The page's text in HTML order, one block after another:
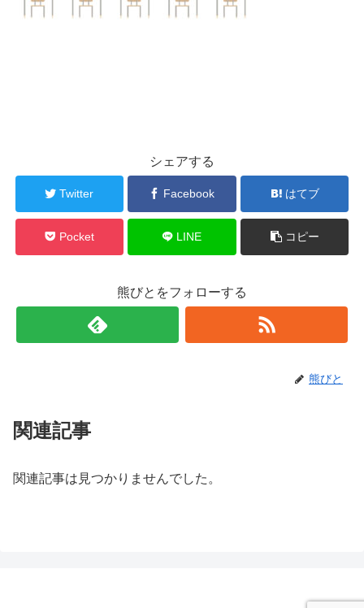
シェアする
Twitter Facebook はてブ
Pocket LINE コピー
熊びとをフォローする
熊びと
関連記事
関連記事は見つかりませんでした。